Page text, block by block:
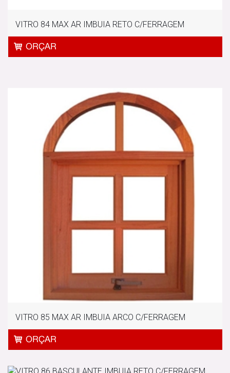
VITRO 84 MAX AR IMBUIA RETO C/FERRAGEM
VITRO 85 MAX AR IMBUIA ARCO C/FERRAGEM